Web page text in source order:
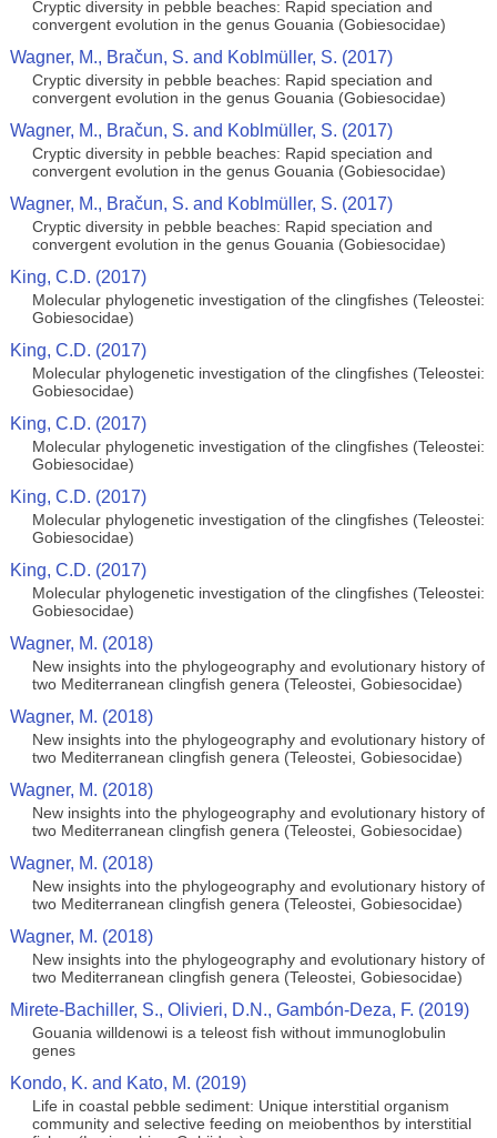
Cryptic diversity in pebble beaches: Rapid speciation and
convergent evolution in the genus Gouania (Gobiesocidae)
Wagner, M., Bračun, S. and Koblmüller, S. (2017)
Cryptic diversity in pebble beaches: Rapid speciation and
convergent evolution in the genus Gouania (Gobiesocidae)
Wagner, M., Bračun, S. and Koblmüller, S. (2017)
Cryptic diversity in pebble beaches: Rapid speciation and
convergent evolution in the genus Gouania (Gobiesocidae)
Wagner, M., Bračun, S. and Koblmüller, S. (2017)
Cryptic diversity in pebble beaches: Rapid speciation and
convergent evolution in the genus Gouania (Gobiesocidae)
King, C.D. (2017)
Molecular phylogenetic investigation of the clingfishes (Teleostei:
Gobiesocidae)
King, C.D. (2017)
Molecular phylogenetic investigation of the clingfishes (Teleostei:
Gobiesocidae)
King, C.D. (2017)
Molecular phylogenetic investigation of the clingfishes (Teleostei:
Gobiesocidae)
King, C.D. (2017)
Molecular phylogenetic investigation of the clingfishes (Teleostei:
Gobiesocidae)
King, C.D. (2017)
Molecular phylogenetic investigation of the clingfishes (Teleostei:
Gobiesocidae)
Wagner, M. (2018)
New insights into the phylogeography and evolutionary history of
two Mediterranean clingfish genera (Teleostei, Gobiesocidae)
Wagner, M. (2018)
New insights into the phylogeography and evolutionary history of
two Mediterranean clingfish genera (Teleostei, Gobiesocidae)
Wagner, M. (2018)
New insights into the phylogeography and evolutionary history of
two Mediterranean clingfish genera (Teleostei, Gobiesocidae)
Wagner, M. (2018)
New insights into the phylogeography and evolutionary history of
two Mediterranean clingfish genera (Teleostei, Gobiesocidae)
Wagner, M. (2018)
New insights into the phylogeography and evolutionary history of
two Mediterranean clingfish genera (Teleostei, Gobiesocidae)
Mirete-Bachiller, S., Olivieri, D.N., Gambón-Deza, F. (2019)
Gouania willdenowi is a teleost fish without immunoglobulin
genes
Kondo, K. and Kato, M. (2019)
Life in coastal pebble sediment: Unique interstitial organism
community and selective feeding on meiobenthos by interstitial